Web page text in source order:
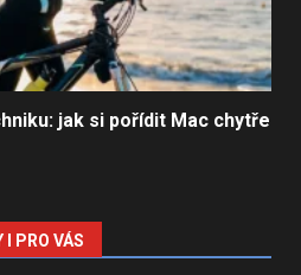
jak si pořídit Mac chytře
I PRO VÁS